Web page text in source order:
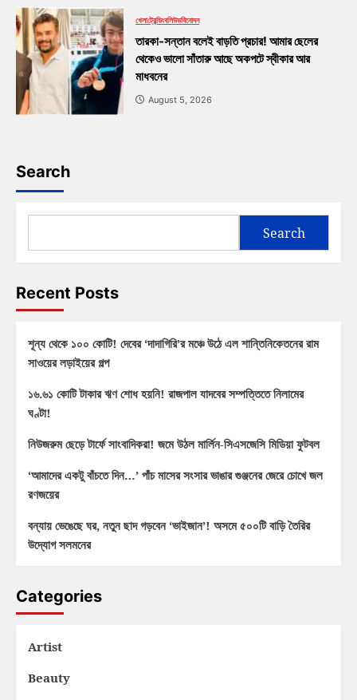
খেলাট্রেন্ডিংবলিউডবিনোদন
তারকা-সন্তান বলেই বাড়তি প্রচার! আমার ছেলের
থেকেও ভালো সাঁতারু আছে অকপটে স্বীকার আর
মাধবনের
August 5, 2026
Search
Search
Recent Posts
শূন্য থেকে ১০০ কোটি! দেবের ‘দাদাগিরি’র মঞ্চে উঠে এল শান্তিনিকেতনের রাম
সাওয়ের লড়াইয়ের গল্প
১৬.৬১ কোটি টাকার ঋণ শোধ হয়নি! রাজপাল যাদবের সম্পত্তিতে নিলামের
ঘণ্টা!
নিউজরুম ছেড়ে টার্ফে সাংবাদিকরা! জমে উঠল মার্লিন-সিএসজেসি মিডিয়া ফুটবল
‘আমাদের একটু বাঁচতে দিন…’ পাঁচ মাসের সংসার ভাঙার গুঞ্জনের জেরে চোখে জল
রণজয়ের
বন্যায় ভেঙেছে ঘর, নতুন ছাদ গড়বেন ‘ভাইজান’! অসমে ৫০০টি বাড়ি তৈরির
উদ্যোগ সলমনের
Categories
Artist
Beauty